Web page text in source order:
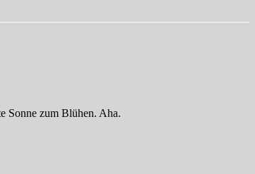
Sonne zum Blühen. Aha.